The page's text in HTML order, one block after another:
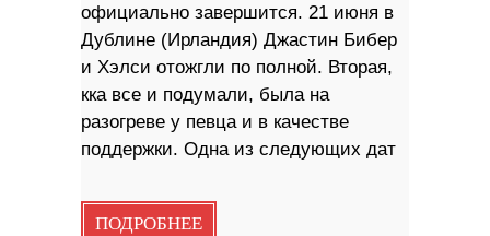
официально завершится. 21 июня в
Дублине (Ирландия) Джастин Бибер
и Хэлси отожгли по полной. Вторая,
кка все и подумали, была на
разогреве у певца и в качестве
поддержки. Одна из следующих дат
ПОДРОБНЕЕ